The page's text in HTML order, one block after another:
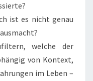
ist es nicht genau
welche der
von Kontext,
im Leben –